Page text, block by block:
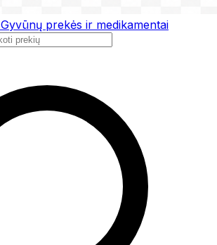
Gyvūnų prekės ir medikamentai